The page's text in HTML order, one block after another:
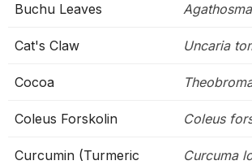
Buchu Leaves
Cat's Claw Uncaria
Cocoa
Coleus Forskolin Coleus
Curcumin (Turmeric
Curcuma